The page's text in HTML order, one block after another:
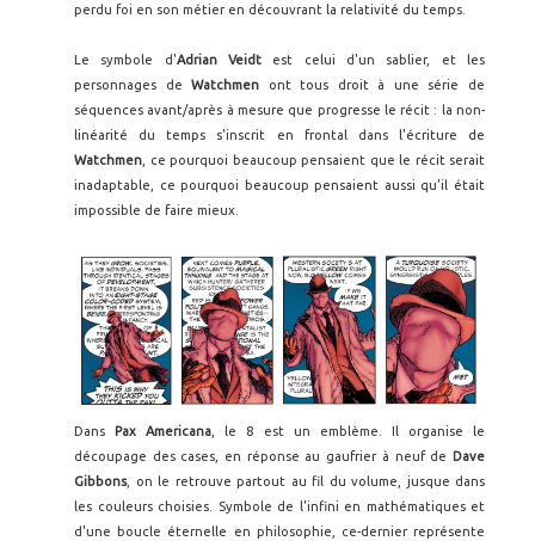
perdu foi en son métier en découvrant la relativité du temps.
Le symbole d'Adrian Veidt est celui d'un sablier, et les
personnages deWatchmen ont tous droit à une série de
séquences avant/après à mesure que progresse le récit : la non-
linéarité du temps s'inscrit en frontal dans l'écriture de
Watchmen , ce pourquoi beaucoup pensaient que le récit serait
inadaptable, ce pourquoi beaucoup pensaient aussi qu'il était
impossible de faire mieux.
Dans Pax Americana , le 8 est un emblème. Il organise le
découpage des cases, en réponse au gaufrier à neuf de Dave
Gibbons, on le retrouve partout au fil du volume, jusque dans
les couleurs choisies. Symbole de l'infini en mathématiques et
d'une boucle éternelle en philosophie, ce-dernier représente